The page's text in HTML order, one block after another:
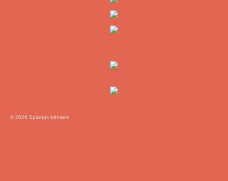
© 2026 Spārnus bērniem